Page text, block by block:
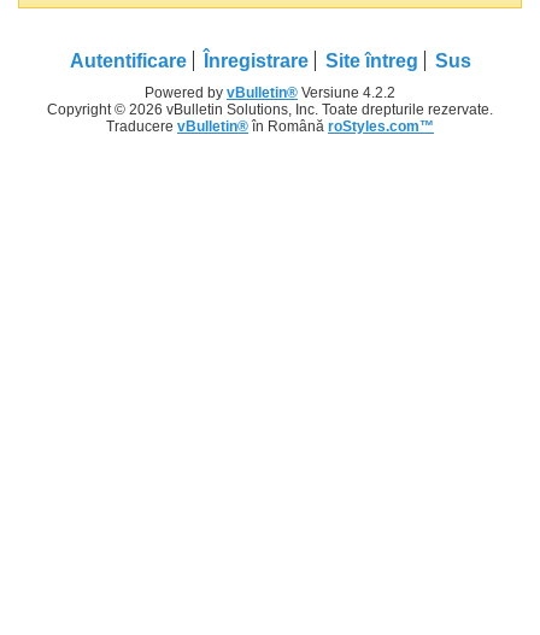
Autentificare Înregistrare Site întreg Sus
Powered by vBulletin® Versiune 4.2.2
Copyright © 2026 vBulletin Solutions, Inc. Toate drepturile rezervate.
Traducere vBulletin® în Română roStyles.com™